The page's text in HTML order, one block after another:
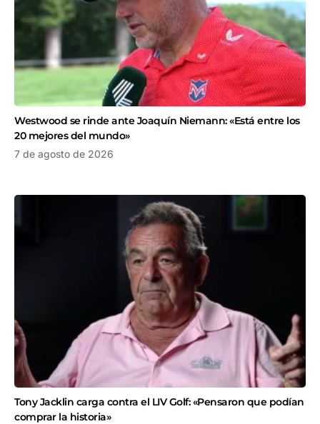
Westwood se rinde ante Joaquín Niemann: «Está entre los
20 mejores del mundo»
7 de agosto de 2026
Tony Jacklin carga contra el LIV Golf: «Pensaron que podían
comprar la historia»